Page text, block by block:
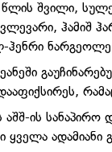
წლის შვილი,
ჰამიშ
ჰენრი
აშშ-ის სანაპირო
ყველა